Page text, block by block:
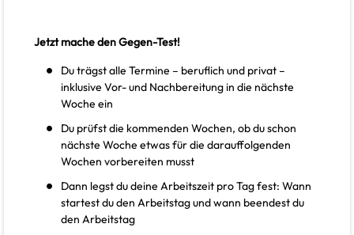
Jetzt mache den Gegen-Test!
Du trägst alle Termine – beruflich und privat –
inklusive Vor- und Nachbereitung in die nächste
Woche ein
Du prüfst die kommenden Wochen, ob du schon
nächste Woche etwas für die darauffolgenden
Wochen vorbereiten musst
Dann legst du deine Arbeitszeit pro Tag fest: Wann
startest du den Arbeitstag und wann beendest du
den Arbeitstag